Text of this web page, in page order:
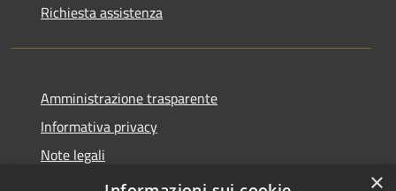
Richiesta assistenza
Amministrazione trasparente
Informativa privacy
Note legali
Dichiarazione di accessibilità
×